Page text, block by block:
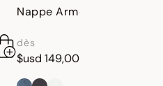
Nappe Armoiries Lin
dès
$usd 149,00